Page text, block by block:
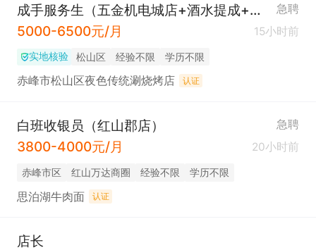
成手服务生（五金机电城店+酒水提成+上保险） 急聘
5000-6500元/月 15小时前
实地核验 松山区 经验不限 学历不限
赤峰市松山区夜色传统涮烧烤店 认证
白班收银员（红山郡店） 急聘
3800-4000元/月 20小时前
赤峰市区 红山万达商圈 经验不限 学历不限
思泊湖牛肉面 认证
店长